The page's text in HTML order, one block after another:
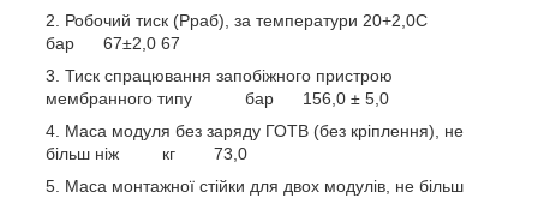
Робочий тиск (Рраб), за температури 20+2,0С
бар 67±2,0 67
Тиск спрацювання запобіжного пристрою
мембранного типу бар 156,0 ± 5,0
Маса модуля без заряду ГОТВ (без кріплення), не
більш ніж кг 73,0
Маса монтажної стійки для двох модулів, не більш